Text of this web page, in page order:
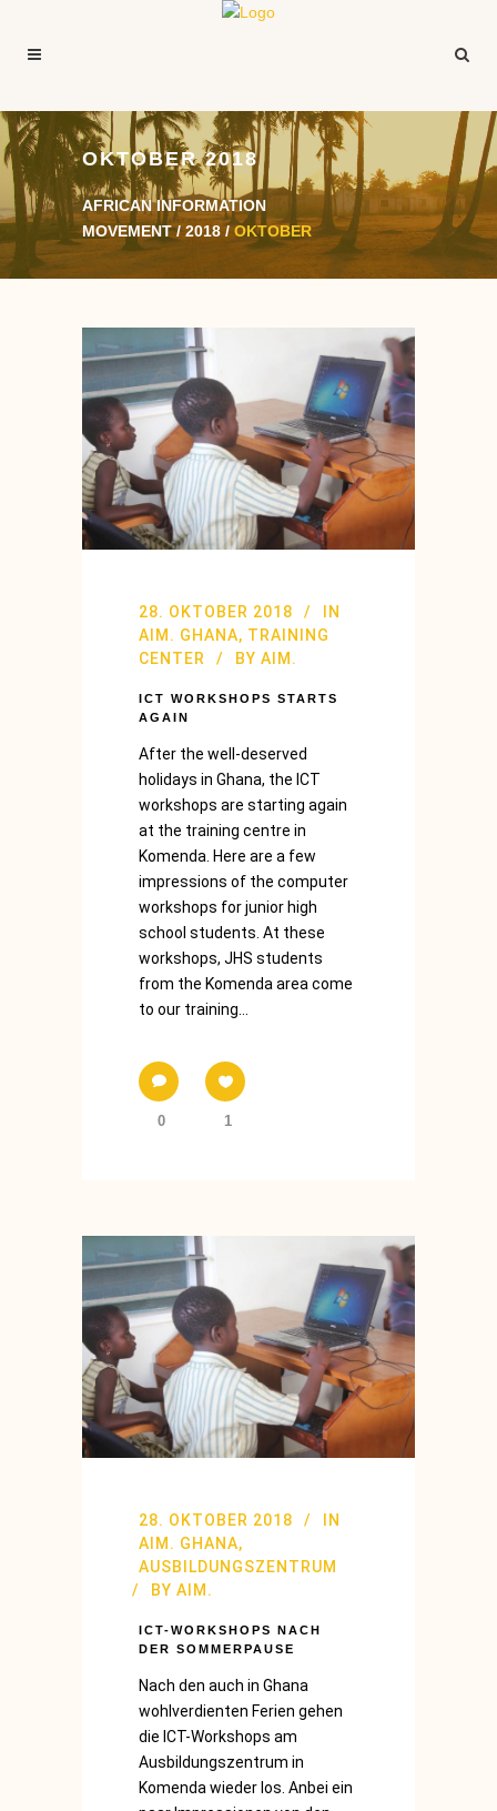
OKTOBER 2018
AFRICAN INFORMATION
MOVEMENT/2018 /OKTOBER
28. OKTOBER 2018
IN
AIM. GHANA, TRAINING
CENTER
BY AIM.
ICT WORKSHOPS STARTS
AGAIN
After the well-deserved
holidays in Ghana, the ICT
workshops are starting again
at the training centre in
Komenda. Here are a few
impressions of the computer
workshops for junior high
school students. At these
workshops, JHS students
from the Komenda area come
to our training...
0 1
28. OKTOBER 2018
IN
AIM. GHANA,
AUSBILDUNGSZENTRUM
BY AIM.
ICT-WORKSHOPS NACH
DER SOMMERPAUSE
Nach den auch in Ghana
wohlverdienten Ferien gehen
die ICT-Workshops am
Ausbildungszentrum in
Komenda wieder los. Anbei ein